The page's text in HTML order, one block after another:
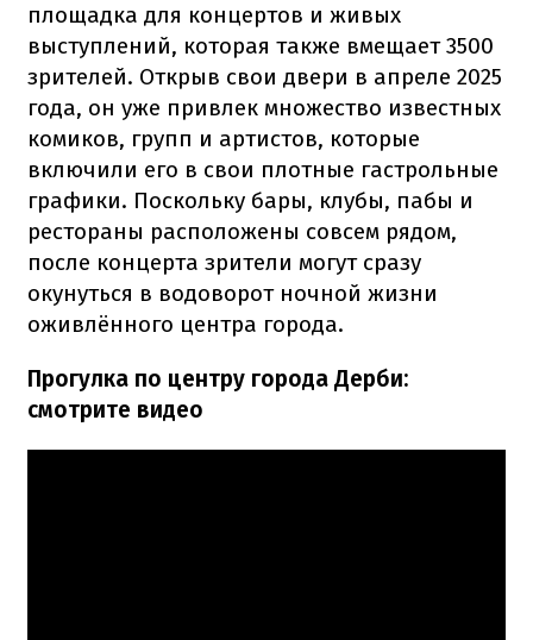
площадка для концертов и живых
выступлений, которая также вмещает 3500
зрителей. Открыв свои двери в апреле 2025
года, он уже привлек множество известных
комиков, групп и артистов, которые
включили его в свои плотные гастрольные
графики. Поскольку бары, клубы, пабы и
рестораны расположены совсем рядом,
после концерта зрители могут сразу
окунуться в водоворот ночной жизни
оживлённого центра города.
Прогулка по центру города Дерби:
смотрите видео